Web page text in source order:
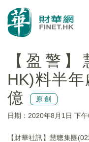
【盈警
HK)料半
億
原創
日期：2020年8月1日 下
【財華社訊】慧聰集團